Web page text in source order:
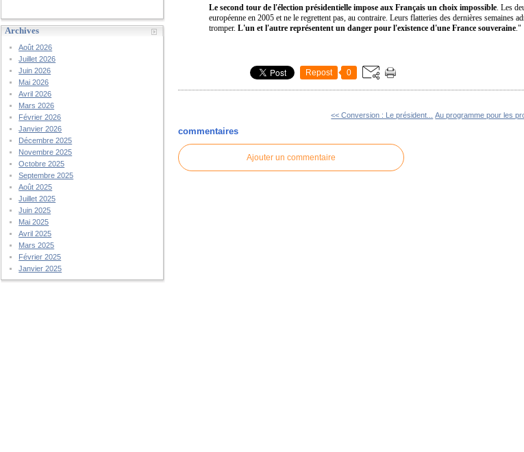
Archives
Août 2026
Juillet 2026
Juin 2026
Mai 2026
Avril 2026
Mars 2026
Février 2026
Janvier 2026
Décembre 2025
Novembre 2025
Octobre 2025
Septembre 2025
Août 2025
Juillet 2025
Juin 2025
Mai 2025
Avril 2025
Mars 2025
Février 2025
Janvier 2025
Le second tour de l'élection présidentielle impose aux Français un choix impossible . Les
européenne en 2005 et ne le regrettent pas, au contraire. Leurs flatteries des dernières semaines
tromper.L'un et l'autre représentent un danger pour l'existence d'une France souveraine ."
Repost 0
<< Conversion : Le président... Au programme pour les
commentaires
Ajouter un commentaire